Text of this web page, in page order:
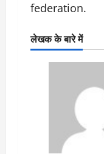
federation.
लेखक के बारे में